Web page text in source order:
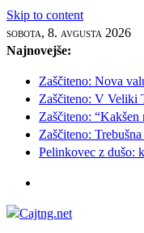
Skip to content
sobota, 8. avgusta 2026
Najnovejše:
Zaščiteno: Nova
Zaščiteno: V Veliki
Zaščiteno:
Zaščiteno:
Pelinkovec z dušo: